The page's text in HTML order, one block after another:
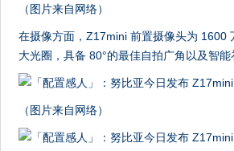
（图片来自网络）
在摄像方面，Z17mini 前置摄像头为 1600
大光圈，具备 80°的最佳自拍广角以及智能
（图片来自网络）